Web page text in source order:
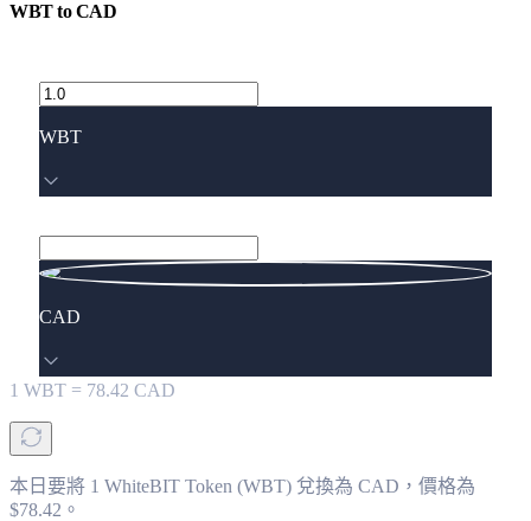
WBTtoCAD
WBT
CAD
1 WBT = 78.42 CAD
本日要將 1 WhiteBIT Token (WBT) 兌換為 CAD，價格為
$78.42。